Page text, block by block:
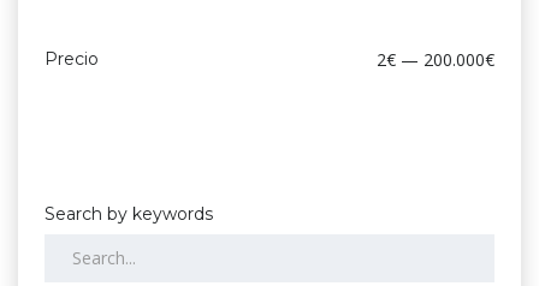
Precio 2€ — 200.000€
Search by keywords